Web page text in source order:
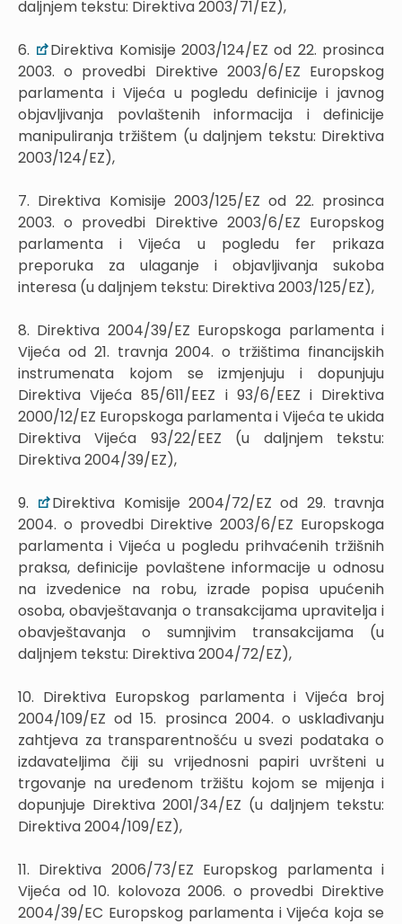
daljnjem tekstu: Direktiva 2003/71/EZ),
6.
Direktiva Komisije 2003/124/EZ od 22. prosinca
2003. o provedbi Direktive 2003/6/EZ Europskog
parlamenta i Vijeća u pogledu definicije i javnog
objavljivanja povlaštenih informacija i definicije
manipuliranja tržištem (u daljnjem tekstu: Direktiva
2003/124/EZ),
7. Direktiva Komisije 2003/125/EZ od 22. prosinca
2003. o provedbi Direktive 2003/6/EZ Europskog
parlamenta i Vijeća u pogledu fer prikaza
preporuka za ulaganje i objavljivanja sukoba
interesa (u daljnjem tekstu: Direktiva 2003/125/EZ),
8. Direktiva 2004/39/EZ Europskoga parlamenta i
Vijeća od 21. travnja 2004. o tržištima financijskih
instrumenata kojom se izmjenjuju i dopunjuju
Direktiva Vijeća 85/611/EEZ i 93/6/EEZ i Direktiva
2000/12/EZ Europskoga parlamenta i Vijeća te ukida
Direktiva Vijeća 93/22/EEZ (u daljnjem tekstu:
Direktiva 2004/39/EZ),
9.
Direktiva Komisije 2004/72/EZ od 29. travnja
2004. o provedbi Direktive 2003/6/EZ Europskoga
parlamenta i Vijeća u pogledu prihvaćenih tržišnih
praksa, definicije povlaštene informacije u odnosu
na izvedenice na robu, izrade popisa upućenih
osoba, obavještavanja o transakcijama upravitelja i
obavještavanja o sumnjivim transakcijama (u
daljnjem tekstu: Direktiva 2004/72/EZ),
10. Direktiva Europskog parlamenta i Vijeća broj
2004/109/EZ od 15. prosinca 2004. o usklađivanju
zahtjeva za transparentnošću u svezi podataka o
izdavateljima čiji su vrijednosni papiri uvršteni u
trgovanje na uređenom tržištu kojom se mijenja i
dopunjuje Direktiva 2001/34/EZ (u daljnjem tekstu:
Direktiva 2004/109/EZ),
11. Direktiva 2006/73/EZ Europskog parlamenta i
Vijeća od 10. kolovoza 2006. o provedbi Direktive
2004/39/EC Europskog parlamenta i Vijeća koja se